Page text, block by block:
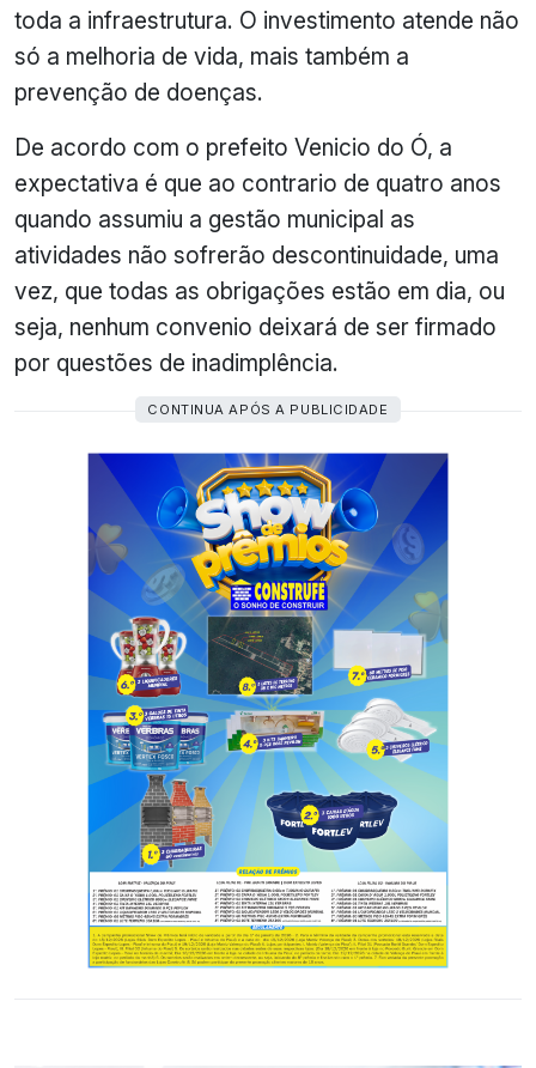
toda a infraestrutura. O investimento atende não
só a melhoria de vida, mais também a
prevenção de doenças.
De acordo com o prefeito Venicio do Ó, a
expectativa é que ao contrario de quatro anos
quando assumiu a gestão municipal as
atividades não sofrerão descontinuidade, uma
vez, que todas as obrigações estão em dia, ou
seja, nenhum convenio deixará de ser firmado
por questões de inadimplência.
CONTINUA APÓS A PUBLICIDADE